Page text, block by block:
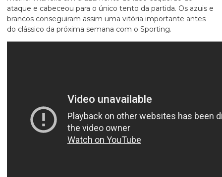
ataque e cabeceou para o único tento da partida. Os azuis e
brancos conseguiram assim uma vitória importante antes
do clássico da próxima semana com o Sporting.